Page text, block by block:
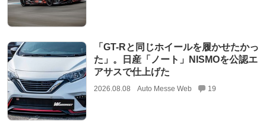
「GT-Rと同じホイールを履かせたかっ
た」。日産「ノート」NISMOを公認エ
アサスで仕上げた
2026.08.08 Auto Messe Web 19